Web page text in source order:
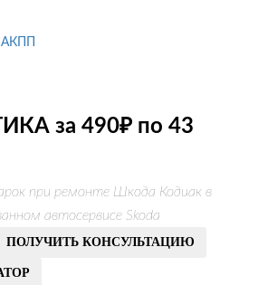
за 490₽ по 43
при ремонте Шкода Кодиак в
автосервисе Skoda
ПОЛУЧИТЬ КОНСУЛЬТАЦИЮ